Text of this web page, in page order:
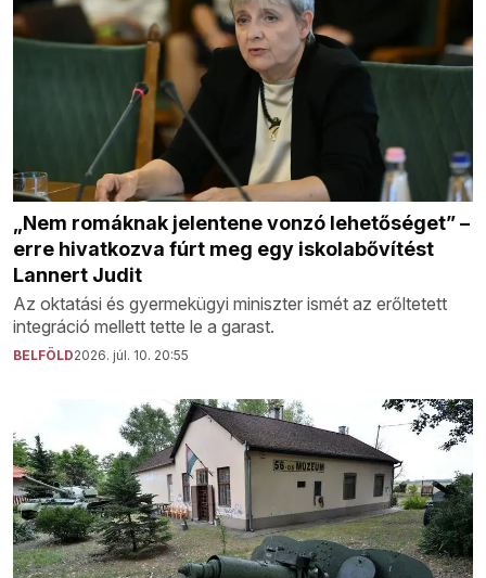
„Nem romáknak jelentene vonzó lehetőséget” –
erre hivatkozva fúrt meg egy iskolabővítést
Lannert Judit
Az oktatási és gyermekügyi miniszter ismét az erőltetett
integráció mellett tette le a garast.
BELFÖLD2026. júl. 10. 20:55